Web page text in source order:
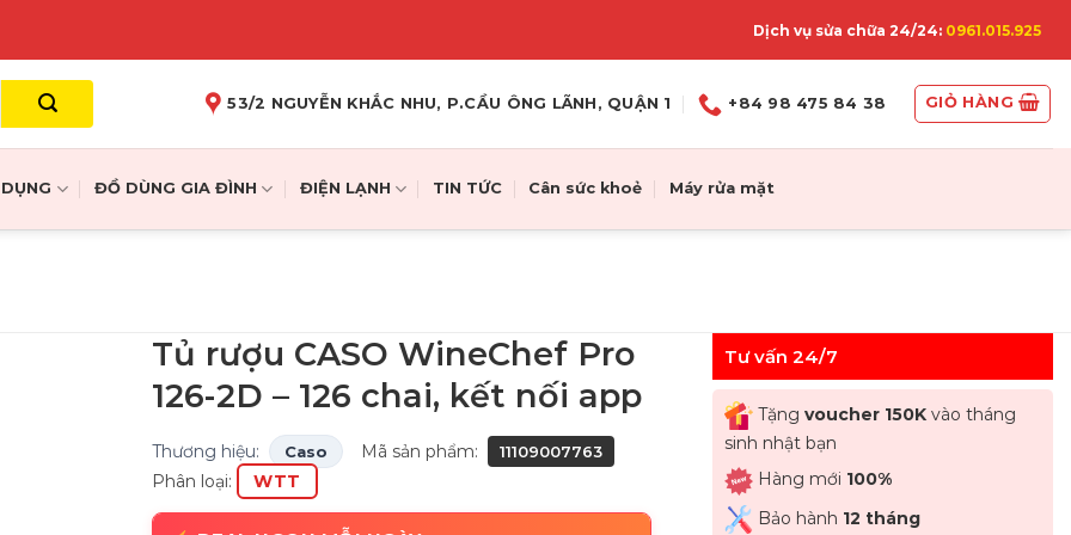
Dịch vụ sửa chữa 24/24: 0961.015.925
53/2 NGUYỄN KHẮC NHU, P.CẦU ÔNG LÃNH, QUẬN 1 +84 98 475 84 38 GIỎ HÀNG
ĐỒ DÙNG GIA ĐÌNH ĐIỆN LẠNH TIN TỨC Cân sức khoẻ Máy rửa mặt
Tủ rượu CASO WineChef Pro
126-2D – 126 chai, kết nối app
Thương hiệu: Caso Mã sản phẩm: 11109007763
Phân loại: WTT
Tư vấn 24/7
Tặng voucher 150Kvào tháng
sinh nhật bạn
Hàng mới 100%
Bảo hành 12 tháng